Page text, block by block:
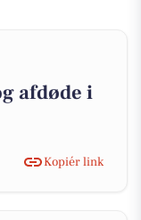
afdøde i
Kopiér link